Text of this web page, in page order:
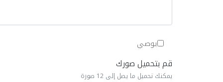
يوصي
قم بتحميل صورك
يمكنك تحميل ما يصل إلى 12 صورة